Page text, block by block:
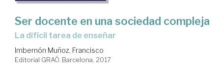
Ser docente en una sociedad compleja
la difícil tarea de enseñar
Imbernón Muñoz, Francisco
Editorial GRAÓ. Barcelona, 2017